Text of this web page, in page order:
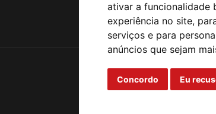
ativar a funcionalidade
experiência no site,
serviços e para
anúncios que sejam
Concordo Eu